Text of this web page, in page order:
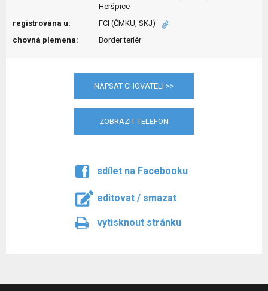
Heršpice
registrována u:
FCI (ČMKU, SKJ)
chovná plemena:
Border teriér
NAPSAT CHOVATELI >>
ZOBRAZIT TELEFON
sdílet na Facebooku
editovat / smazat
vytisknout stránku